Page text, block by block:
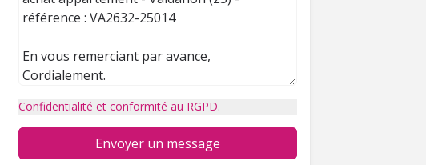
Confidentialité et conformité au RGPD.
Envoyer un message